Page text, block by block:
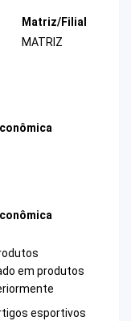
Matriz/Filial
MATRIZ
em produtos
esportivos